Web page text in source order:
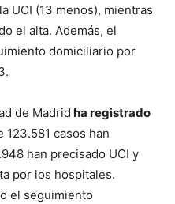
UCI (13 menos), mientras
el alta. Además, el
domiciliario por
de Madrid ha registrado
123.581 casos han
han precisado UCI y
por los hospitales.
el seguimiento